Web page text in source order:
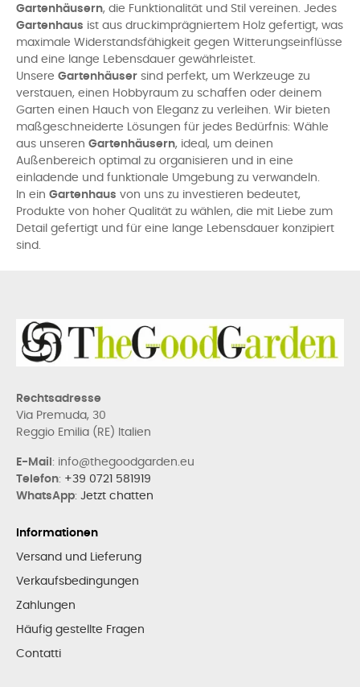
Gartenhäusern, die Funktionalität und Stil vereinen. Jedes
Gartenhaus ist aus druckimprägniertem Holz gefertigt, was
maximale Widerstandsfähigkeit gegen Witterungseinflüsse
und eine lange Lebensdauer gewährleistet.
Unsere Gartenhäuser sind perfekt, um Werkzeuge zu
verstauen, einen Hobbyraum zu schaffen oder deinem
Garten einen Hauch von Eleganz zu verleihen. Wir bieten
maßgeschneiderte Lösungen für jedes Bedürfnis: Wähle
aus unseren Gartenhäusern, ideal, um deinen
Außenbereich optimal zu organisieren und in eine
einladende und funktionale Umgebung zu verwandeln.
In ein Gartenhaus von uns zu investieren bedeutet,
Produkte von hoher Qualität zu wählen, die mit Liebe zum
Detail gefertigt und für eine lange Lebensdauer konzipiert
sind.
Rechtsadresse
Via Premuda, 30
Reggio Emilia (RE) Italien
E-Mail : info@thegoodgarden.eu
Telefon: +39 0721 581919
WhatsApp: Jetzt chatten
Informationen
Versand und Lieferung
Verkaufsbedingungen
Zahlungen
Häufig gestellte Fragen
Contatti